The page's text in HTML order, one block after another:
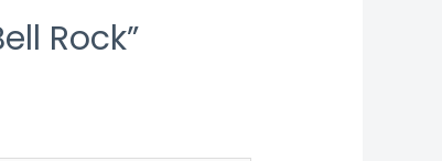
Rock”